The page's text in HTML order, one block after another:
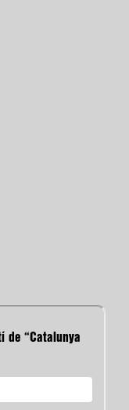
de “Catalunya